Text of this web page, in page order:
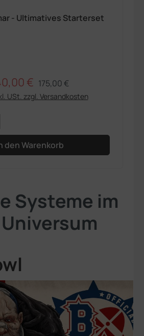
- Ultimatives Starterset
€ Regulärer Preis:
175,00 €
USt. zzgl. Versandkosten
Gib den
den Warenkorb
Systeme im